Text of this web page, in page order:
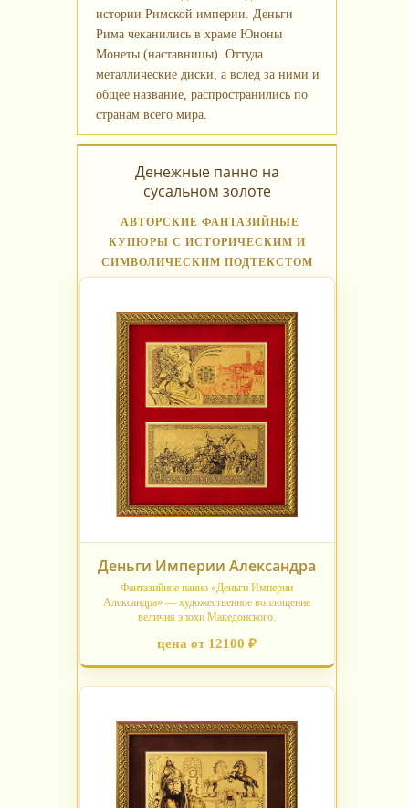
истории Римской империи. Деньги
Рима чеканились в храме Юноны
Монеты (наставницы). Оттуда
металлические диски, а вслед за ними и
общее название, распространились по
странам всего мира.
Денежные панно на
сусальном золоте
АВТОРСКИЕ ФАНТАЗИЙНЫЕ
КУПЮРЫ С ИСТОРИЧЕСКИМ И
СИМВОЛИЧЕСКИМ ПОДТЕКСТОМ
Деньги Империи Александра
Фантазийное панно «Деньги Империи
Александра» — художественное воплощение
величия эпохи Македонского.
цена от 12100 ₽